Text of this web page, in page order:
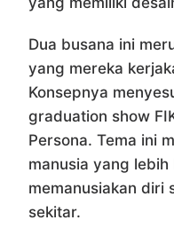
Dua busana ini
yang mereka
Konsepnya
graduation show
Persona. Tema ini
manusia yang
memanusiakan diri
sekitar.